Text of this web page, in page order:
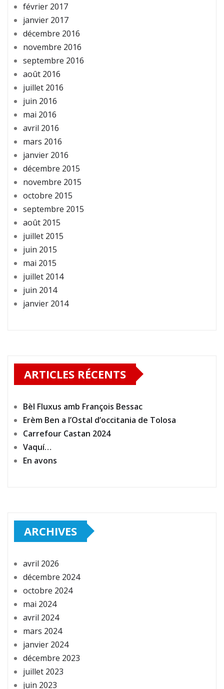
février 2017
janvier 2017
décembre 2016
novembre 2016
septembre 2016
août 2016
juillet 2016
juin 2016
mai 2016
avril 2016
mars 2016
janvier 2016
décembre 2015
novembre 2015
octobre 2015
septembre 2015
août 2015
juillet 2015
juin 2015
mai 2015
juillet 2014
juin 2014
janvier 2014
ARTICLES RÉCENTS
Bèl Fluxus amb François Bessac
Erèm Ben a l’Ostal d’occitania de Tolosa
Carrefour Castan 2024
Vaquí…
En avons
ARCHIVES
avril 2026
décembre 2024
octobre 2024
mai 2024
avril 2024
mars 2024
janvier 2024
décembre 2023
juillet 2023
juin 2023